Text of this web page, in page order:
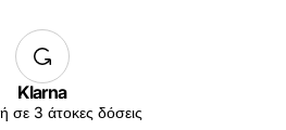
Klarna
σε 3 άτοκες δόσεις